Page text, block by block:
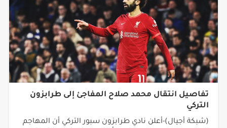
تفاصيل انتقال محمد صلاح المفاجئ إلى طرابزون
التركي
(شبكة أجيال)-أعلن نادي طرابزون سبور التركي أن المهاجم